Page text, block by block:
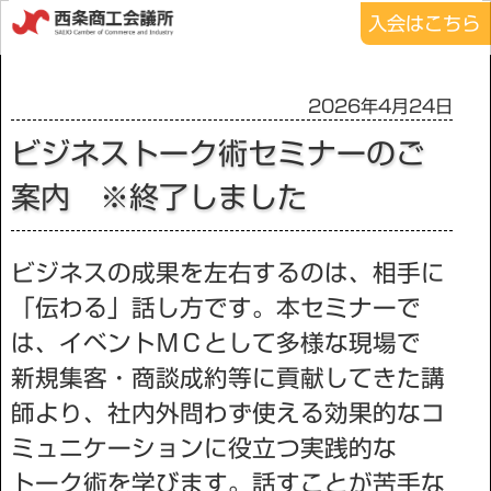
入会はこちら
2026年4月24日
ビジネストーク術セミナーのご
案内 ※終了しました
ビジネスの成果を左右するのは、相手に
「伝わる」話し方です。本セミナーで
は、イベントＭＣとして多様な現場で
新規集客・商談成約等に貢献してきた講
師より、社内外問わず使える効果的なコ
ミュニケーションに役立つ実践的な
トーク術を学びます。話すことが苦手な